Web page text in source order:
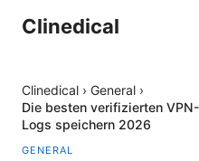
Clinedical
Clinedical › General ›
Die besten verifizierten
Logs speichern 2026
GENERAL